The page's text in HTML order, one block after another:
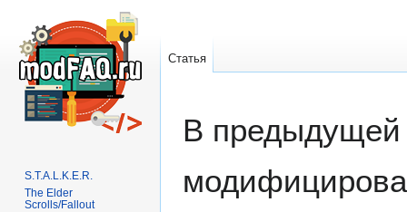
Перейти
Перейти
В предыдущей
Статья
S.T.A.L.K.E.R.
The Elder
Scrolls/Fallout